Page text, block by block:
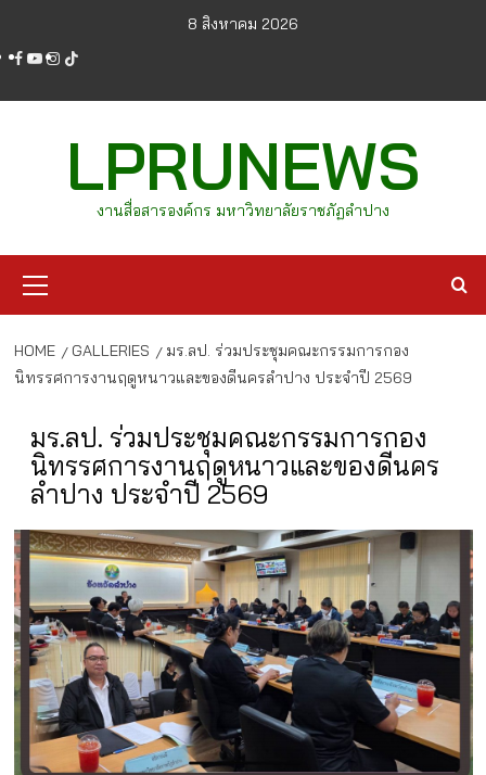
content
8 สิงหาคม 2026
facebook
youtube
instagram
tiktok
LPRUNEWS
งานสื่อสารองค์กร มหาวิทยาลัยราชภัฏลำปาง
Menu
HOME GALLERIES
มร.ลป. ร่วมประชุมคณะกรรมการกอง
นิทรรศการงานฤดูหนาวและของดีนครลำปาง ประจำปี 2569
มร.ลป. ร่วมประชุมคณะกรรมการกอง
นิทรรศการงานฤดูหนาวและของดีนคร
ลำปาง ประจำปี 2569